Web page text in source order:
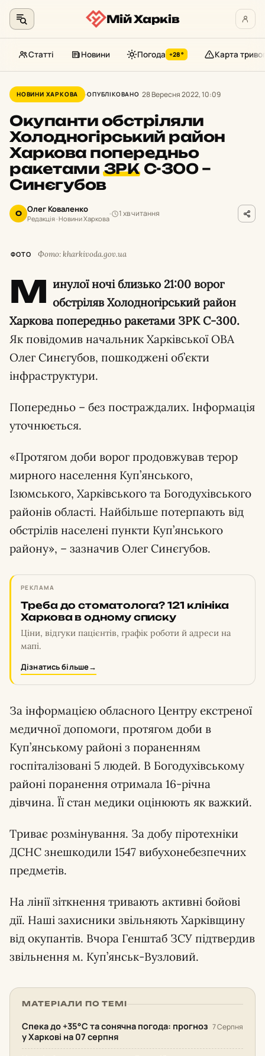
до
контенту
Мій Харків
Статті Новини Погода +28° Карта
НОВИНИ ХАРКОВА ОПУБЛІКОВАНО 28 Вересня 2022, 10:09
Окупанти обстріляли
Холодногірський район
Харкова попередньо
ракетами ЗРК С-300 –
Синєгубов
О Олег Коваленко
Редакція · Новини Харкова
1 хв читання
ФОТО Фото: kharkivoda.gov.ua
М инулої ночі близько 21:00 ворог
обстріляв Холодногірський район
Харкова попередньо ракетами ЗРК С-300.
Як повідомив начальник Харківської ОВА
Олег Синєгубов, пошкоджені об’єкти
інфраструктури.
Попередньо – без постраждалих. Інформація
уточнюється.
«Протягом доби ворог продовжував терор
мирного населення Куп’янського,
Ізюмського, Харківського та Богодухівського
районів області. Найбільше потерпають від
обстрілів населені пункти Куп’янського
району», – зазначив Олег Синєгубов.
РЕКЛАМА
Треба до стоматолога? 121 клініка
Харкова в одному списку
Ціни, відгуки пацієнтів, графік роботи й адреси на
мапі.
Дізнатись більше→
За інформацією обласного Центру екстреної
медичної допомоги, протягом доби в
Куп’янському районі з пораненням
госпіталізовані 5 людей. В Богодухівському
районі поранення отримала 16-річна
дівчина. Її стан медики оцінюють як важкий.
Триває розмінування. За добу піротехніки
ДСНС знешкодили 1547 вибухонебезпечних
предметів.
На лінії зіткнення тривають активні бойові
дії. Наші захисники звільняють Харківщину
від окупантів. Вчора Генштаб ЗСУ підтвердив
звільнення м. Куп’янськ-Вузловий.
МАТЕРІАЛИ ПО ТЕМІ
Спека до +35°С та сонячна погода: прогноз
у Харкові на 07 серпня
7 Серпня